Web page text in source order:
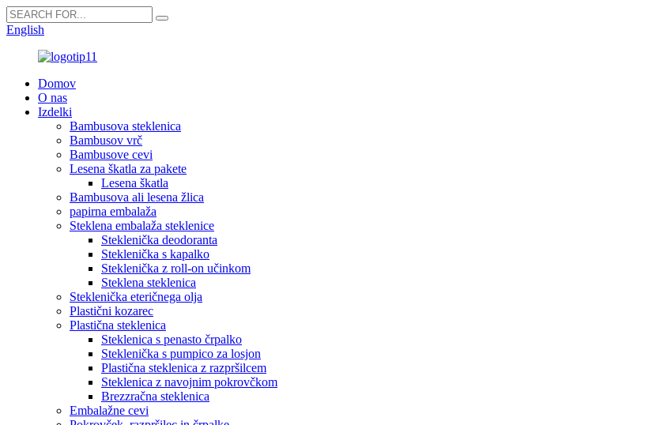
English
Domov
O nas
Izdelki
Bambusova steklenica
Bambusov vrč
Bambusove cevi
Lesena škatla za pakete
Lesena škatla
Bambusova ali lesena žlica
papirna embalaža
Steklena embalaža steklenice
Steklenička deodoranta
Steklenička s kapalko
Steklenička z roll-on učinkom
Steklena steklenica
Steklenička eteričnega olja
Plastični kozarec
Plastična steklenica
Steklenica s penasto črpalko
Steklenička s pumpico za losjon
Plastična steklenica z razpršilcem
Steklenica z navojnim pokrovčkom
Brezzračna steklenica
Embalažne cevi